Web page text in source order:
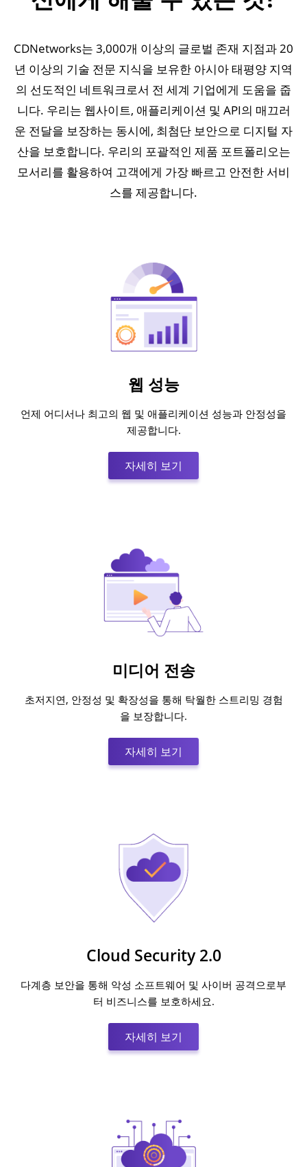
CDNetworks는 3,000개 이상의 글로벌 존재 지점과 20
년 이상의 기술 전문 지식을 보유한 아시아 태평양 지역
의 선도적인 네트워크로서 전 세계 기업에게 도움을 줍
니다. 우리는 웹사이트, 애플리케이션 및 API의 매끄러
운 전달을 보장하는 동시에, 최첨단 보안으로 디지털 자
산을 보호합니다. 우리의 포괄적인 제품 포트폴리오는
모서리를 활용하여 고객에게 가장 빠르고 안전한 서비
스를 제공합니다.
웹 성능
언제 어디서나 최고의 웹 및 애플리케이션 성능과 안정성을
제공합니다.
자세히 보기
미디어 전송
초저지연, 안정성 및 확장성을 통해 탁월한 스트리밍 경험
을 보장합니다.
자세히 보기
Cloud Security 2.0
다계층 보안을 통해 악성 소프트웨어 및 사이버 공격으로부
터 비즈니스를 보호하세요.
자세히 보기